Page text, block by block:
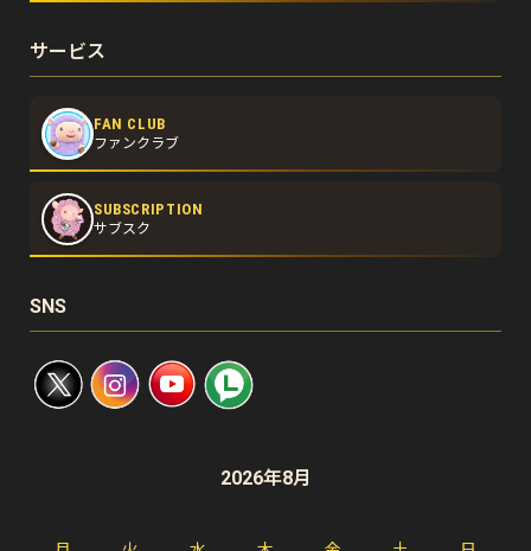
サービス
FAN CLUB
ファンクラブ
SUBSCRIPTION
サブスク
SNS
2026年8月